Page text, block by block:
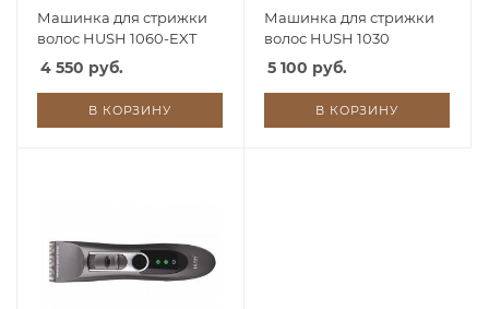
Машинка для стрижки
волос HUSH 1060-EXT
4 550 руб.
В КОРЗИНУ
Машинка для стрижки
волос HUSH 1030
5 100 руб.
В КОРЗИНУ